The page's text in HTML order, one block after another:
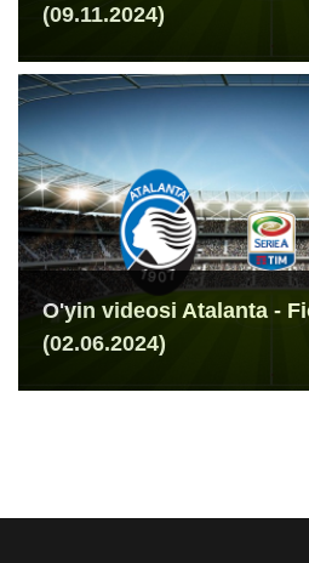
(09.11.2024)
O'yin videosi Atalanta -
(02.06.2024)